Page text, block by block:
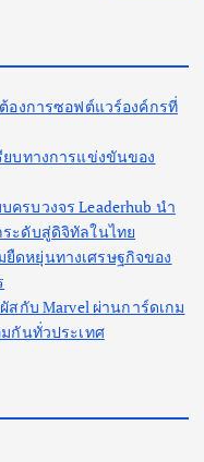
องการซอฟต์แวร์องค์กรที่
บทางการแข่งขันของ
รบวงจร Leaderhub นำ
ะดับสู่ดิจิทัลในไทย
ดหยุ่นทางเศรษฐกิจของ
กับ Marvel ผ่านการ์ดเกม
กันทั่วประเทศ